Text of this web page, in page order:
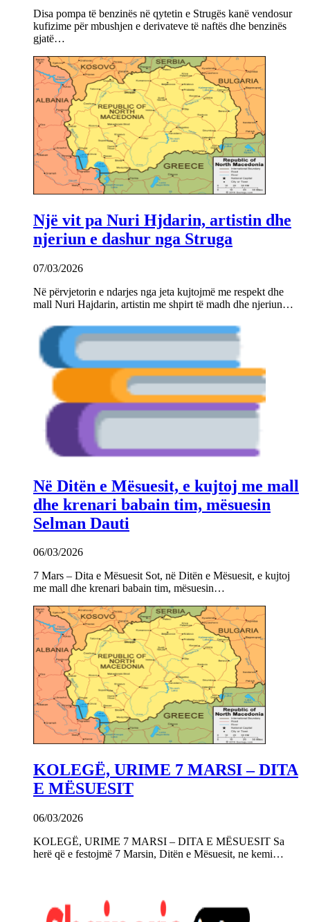
Disa pompa të benzinës në qytetin e Strugës kanë vendosur
kufizime për mbushjen e derivateve të naftës dhe benzinës
gjatë…
Një vit pa Nuri Hjdarin, artistin dhe
njeriun e dashur nga Struga
07/03/2026
Në përvjetorin e ndarjes nga jeta kujtojmë me respekt dhe
mall Nuri Hajdarin, artistin me shpirt të madh dhe njeriun…
Në Ditën e Mësuesit, e kujtoj me mall
dhe krenari babain tim, mësuesin
Selman Dauti
06/03/2026
7 Mars – Dita e Mësuesit Sot, në Ditën e Mësuesit, e kujtoj
me mall dhe krenari babain tim, mësuesin…
KOLEGË, URIME 7 MARSI – DITA
E MËSUESIT
06/03/2026
KOLEGË, URIME 7 MARSI – DITA E MËSUESIT Sa
herë që e festojmë 7 Marsin, Ditën e Mësuesit, ne kemi…